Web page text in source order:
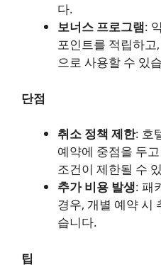
다.
보너스 프로그램:
포인트를 적립하고
으로 사용할 수 있
단점
취소 정책 제한: 호
예약에 중점을 두
조건이 제한될 수
추가 비용 발생: 패
경우, 개별 예약 시
습니다.
팁